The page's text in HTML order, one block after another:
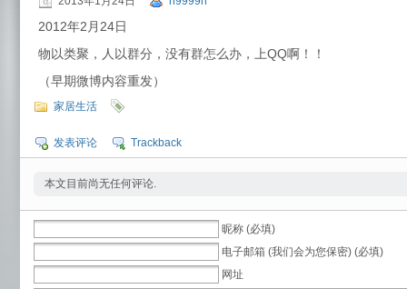
2012年2月24日
物以类聚，人以群分，没有群怎么办，上QQ啊！！
（早期微博内容重发）
家居生活
发表评论 Trackback
本文目前尚无任何评论.
昵称 (必填)
电子邮箱 (我们会为您保密) (必填)
网址